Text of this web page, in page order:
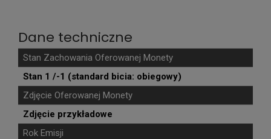
Dane techniczne
Stan Zachowania Oferowanej Monety
Stan 1 /-1 (standard bicia: obiegowy)
Zdjęcie Oferowanej Monety
Zdjęcie przykładowe
Rok Emisji